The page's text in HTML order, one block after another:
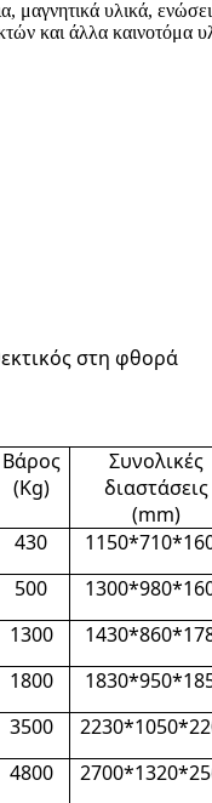
υλικά,
και άλλα καινοτόμα
στη φθορά
Βάρος
(Kg)
Συνολικές
διαστάσεις
(mm)
430
500
1300
1800
3500
4800